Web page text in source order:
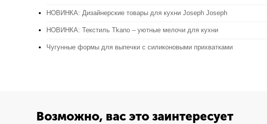
НОВИНКА: Дизайнерские товары для кухни Joseph Joseph
НОВИНКА: Текстиль Tkano – уютные мелочи для кухни
Чугунные формы для выпечки с силиконовыми прихватками
Возможно, вас это заинтересует